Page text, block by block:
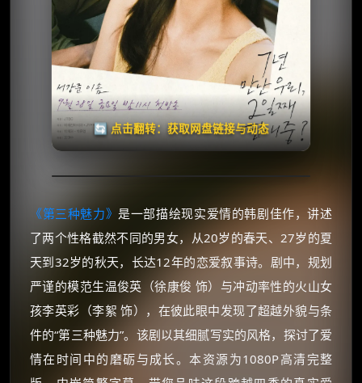
🔄 点击翻转：获取网盘链接与动态
失效请反馈
🧧️
天天领红包
《第三种魅力》是一部描绘现实爱情的韩剧佳作，讲述
了两个性格截然不同的男女，从20岁的春天、27岁的夏
天到32岁的秋天，长达12年的恋爱叙事诗。剧中，规划
严谨的模范生温俊英（徐康俊 饰）与冲动率性的火山女
孩李英彩（李絮 饰），在彼此眼中发现了超越外貌与条
件的“第三种魅力”。该剧以其细腻写实的风格，探讨了爱
情在时间中的磨砺与成长。本资源为1080P高清完整